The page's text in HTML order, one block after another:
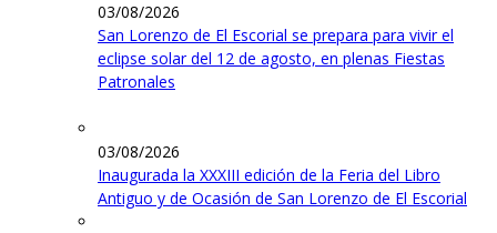
03/08/2026
San Lorenzo de El Escorial se prepara para vivir el
eclipse solar del 12 de agosto, en plenas Fiestas
Patronales
03/08/2026
Inaugurada la XXXIII edición de la Feria del Libro
Antiguo y de Ocasión de San Lorenzo de El Escorial